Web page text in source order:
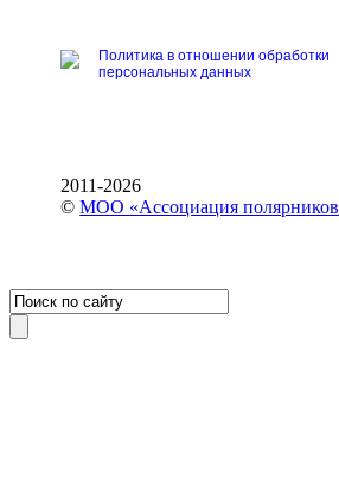
Политика в отношении обработки
персональных данных
2011-2026
©МОО «Ассоциация